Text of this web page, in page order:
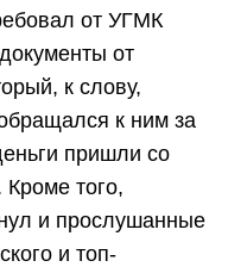
от УГМК
от
к слову,
к ним за
пришли со
Кроме того,
и прослушанные
и топ-